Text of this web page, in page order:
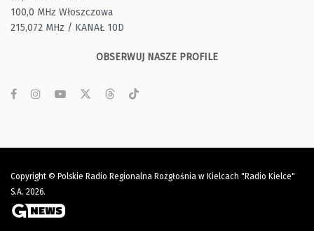
100,0 MHz Włoszczowa
215,072 MHz / KANAŁ 10D
OBSERWUJ NASZE PROFILE
Copyright © Polskie Radio Regionalna Rozgłośnia w Kielcach "Radio Kielce"
S.A. 2026.